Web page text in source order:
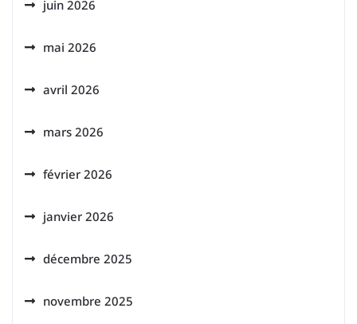
juin 2026
mai 2026
avril 2026
mars 2026
février 2026
janvier 2026
décembre 2025
novembre 2025